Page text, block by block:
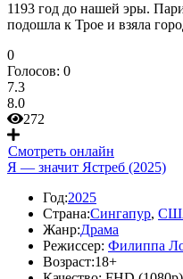
1193 год до нашей эры.
подошла к Трое и взяла
0
Голосов: 0
7.3
8.0
272
Смотреть онлайн
Я — значит Ястреб (2025)
Год:2025
Страна:Сингапур,
Жанр:Драма
Режиссер: Филиппа
Возраст:18+